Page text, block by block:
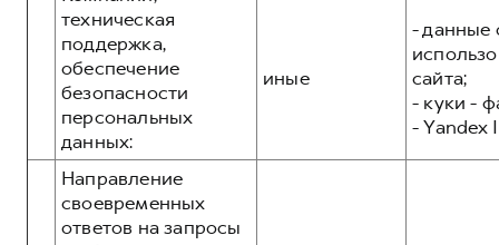
техническая
поддержка,
обеспечение
безопасности
персональных
данных:
иные
- данные
сайта;
- куки -
- Yandex
Направление
своевременных
ответов на запросы